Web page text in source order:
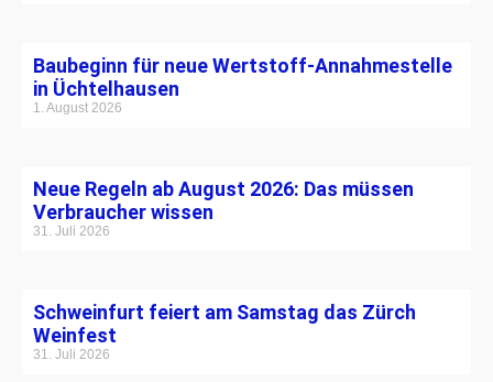
Baubeginn für neue Wertstoff-Annahmestelle
in Üchtelhausen
1. August 2026
Neue Regeln ab August 2026: Das müssen
Verbraucher wissen
31. Juli 2026
Schweinfurt feiert am Samstag das Zürch
Weinfest
31. Juli 2026